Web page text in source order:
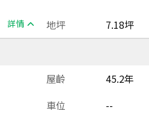
詳情 地坪
7.18坪
屋齡
45.2年
車位
--